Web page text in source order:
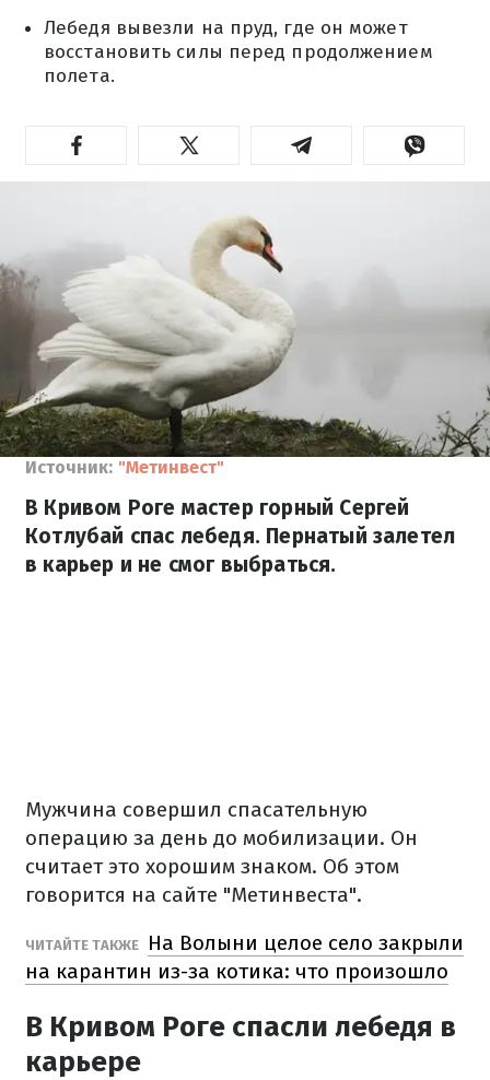
Лебедя вывезли на пруд, где он может
восстановить силы перед продолжением
полета.
Источник: "Метинвест"
В Кривом Роге мастер горный Сергей
Котлубай спас лебедя. Пернатый залетел
в карьер и не смог выбраться.
Мужчина совершил спасательную
операцию за день до мобилизации. Он
считает это хорошим знаком. Об этом
говорится на сайте "Метинвеста".
ЧИТАЙТЕ ТАКЖЕ
На Волыни целое село закрыли
на карантин из-за котика: что произошло
В Кривом Роге спасли лебедя в
карьере